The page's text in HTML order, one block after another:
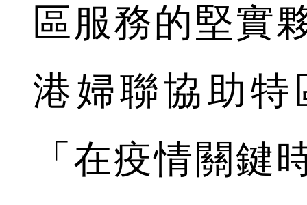
區服務的堅實
港婦聯協助
「在疫情關鍵